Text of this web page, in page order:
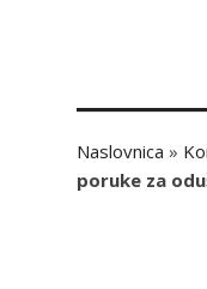
Naslovnica »
poruke za